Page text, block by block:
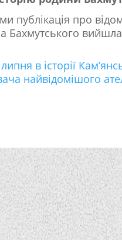
публікація про
Бахмутського
в історії
найвідомішого